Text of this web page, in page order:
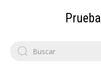
Search
for: